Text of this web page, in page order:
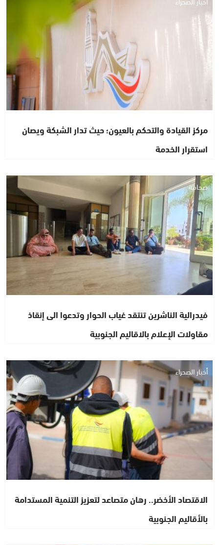
مركز القيادة والتحكم بالعيون؛ حيث تدار الشبكة ويصان
استقرار الخدمة
صحافة
فيدرالية الناشرين تنتقد غياب الحوار وتدعوا الى إنقاذ
مقاولات الإعلام بالاقاليم الجنوبية
أخبار الصحراء
الاقتصاد الأخضر.. رهان متصاعد لتعزيز التنمية المستدامة
بالأقاليم الجنوبية